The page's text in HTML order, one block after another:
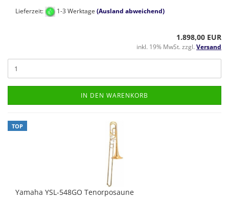
Lieferzeit: 1-3 Werktage (Ausland abweichend)
1.898,00 EUR
inkl. 19% MwSt. zzgl. Versand
IN DEN WARENKORB
TOP
Yamaha YSL-548GO Tenorposaune